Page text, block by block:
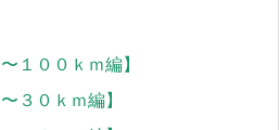
１００ｋｍ編】
３０ｋｍ編】